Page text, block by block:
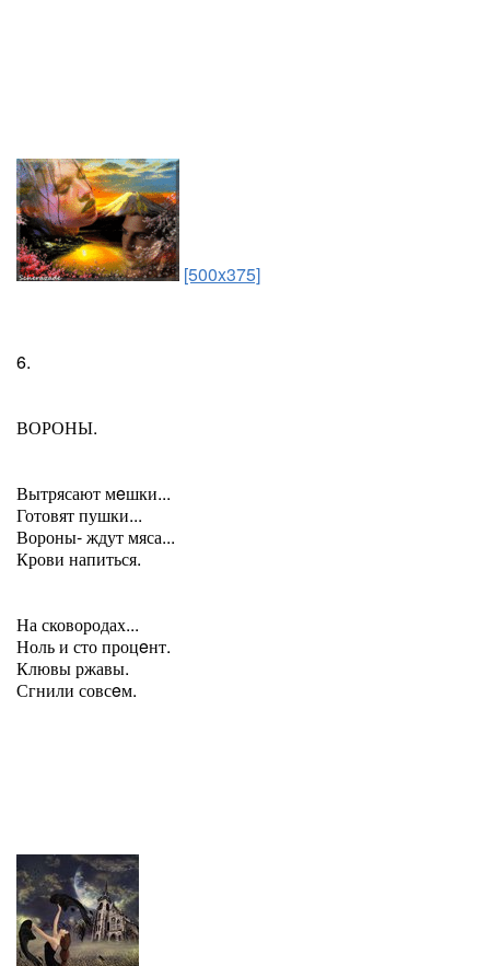
[500x375]
6.
ВОРОНЫ.
Вытрясают мeшки...
Готовят пушки...
Вороны- ждут мяса...
Крови напиться.
На сковородах...
Ноль и сто процeнт.
Клювы ржавы.
Сгнили совсeм.